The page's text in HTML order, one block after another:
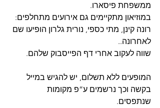
ממשפחת פיסארו.
במוזיאון מתקיימים גם אירועים מתחלפים:
רונה קינן, מתי כספי, נורית גלרון הופיעו שם
לאחרונה..
שווה לעקוב אחרי דף הפייסבוק שלהם.
המופעים ללא תשלום, יש להגיש במייל
בקשה וכך נרשמים ע”פ מקומות
שנתפסים.